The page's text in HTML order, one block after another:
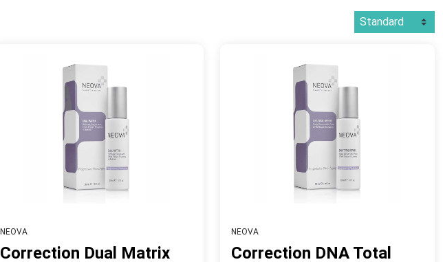
NEOVA
Correction Dual Matrix
NEOVA
Correction DNA Total